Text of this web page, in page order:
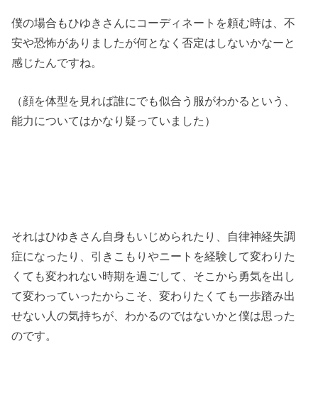
僕の場合もひゆきさんにコーディネートを頼む時は、不
安や恐怖がありましたが何となく否定はしないかなーと
感じたんですね。
（顔を体型を見れば誰にでも似合う服がわかるという、
能力についてはかなり疑っていました）
それはひゆきさん自身もいじめられたり、自律神経失調
症になったり、引きこもりやニートを経験して変わりた
くても変われない時期を過ごして、そこから勇気を出し
て変わっていったからこそ、変わりたくても一歩踏み出
せない人の気持ちが、わかるのではないかと僕は思った
のです。